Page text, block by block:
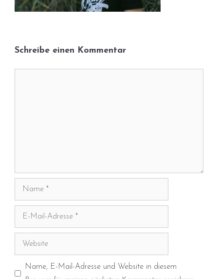
Schreibe einen Kommentar
Name
Adresse
Website
Name, E-Mail-Adresse und Website in diesem